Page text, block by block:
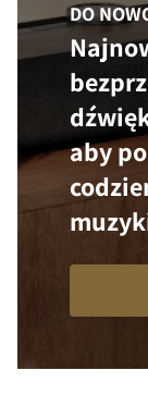
DO
aby